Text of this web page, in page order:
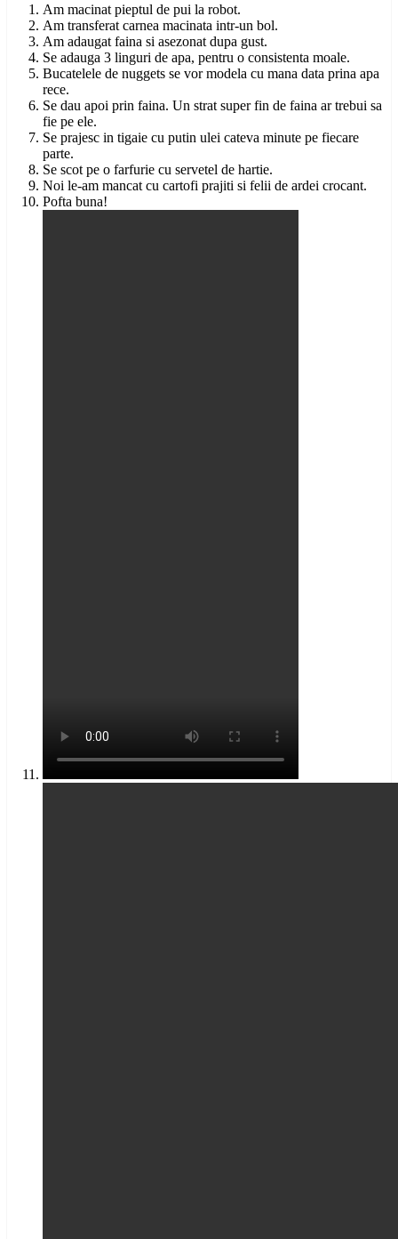
Am macinat pieptul de pui la robot.
Am transferat carnea macinata intr-un bol.
Am adaugat faina si asezonat dupa gust.
Se adauga 3 linguri de apa, pentru o consistenta moale.
Bucatelele de nuggets se vor modela cu mana data prina apa
rece.
Se dau apoi prin faina. Un strat super fin de faina ar trebui sa
fie pe ele.
Se prajesc in tigaie cu putin ulei cateva minute pe fiecare
parte.
Se scot pe o farfurie cu servetel de hartie.
Noi le-am mancat cu cartofi prajiti si felii de ardei crocant.
Pofta buna!